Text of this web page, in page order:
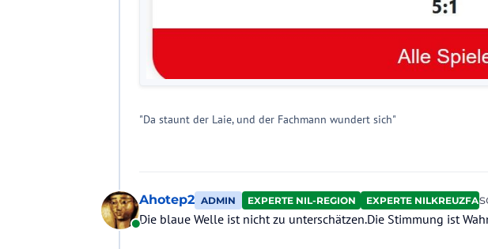
"Da staunt der Laie, und der Fachmann wundert sich"
Online
Ahotep2 ADMIN EXPERTE NIL-REGION EXPERTE
Die blaue Welle ist nicht zu unterschätzen.Die Stimmung ist